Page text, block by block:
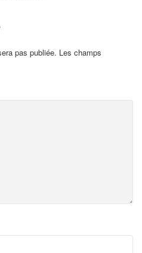
pas publiée. Les champs